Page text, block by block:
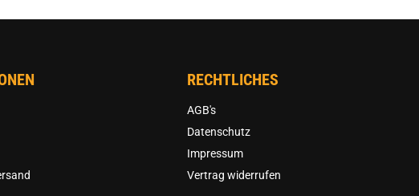
RECHTLICHES
AGB's
Datenschutz
Impressum
Vertrag widerrufen